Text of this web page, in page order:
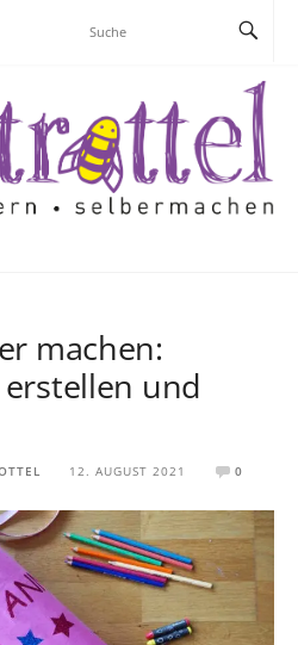
machen:
und
12. AUGUST 2021 0